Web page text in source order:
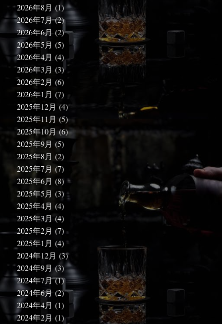
2026年8月 (1)
2026年7月(2)
2026年6月(2)
2026年5月 (5)
2026年4月 (4)
2026年3月 (3)
2026年2月 (6)
2026年1月 (7)
2025年12月 (4)
2025年11月 (5)
2025年10月(6)
2025年9月 (5)
2025年8月 (2)
2025年7月 (7)
2025年6月 (8)
2025年5月 (3)
2025年4月 (4)
2025年3月 (4)
2025年2月 (7)
2025年1月 (4)
2024年12月 (3)
2024年9月 (3)
2024年7月(1)
2024年6月(2)
2024年4月 (1)
2024年2月 (1)